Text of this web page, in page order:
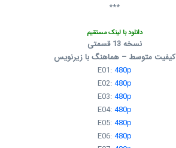
***
دانلود با لینک مستقیم
نسخه 13 قسمتی
کیفیت متوسط – هماهنگ با زیرنویس
E01:480p
E02:480p
E03:480p
E04:480p
E05:480p
E06:480p